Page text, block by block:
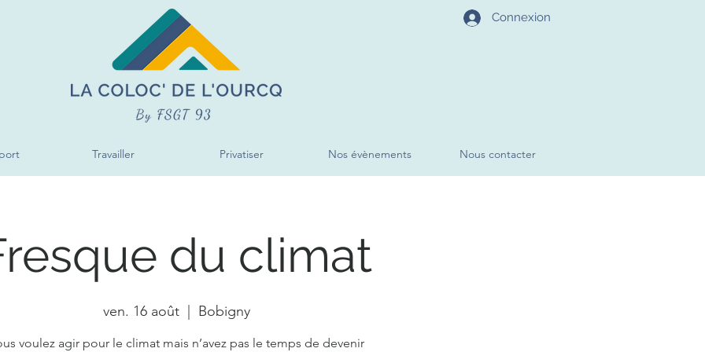
Connexion
Travailler Privatiser Nos évènements Nous contacter
du climat
ven. 16 août
  |
Bobigny
voulez agir pour le climat mais n’avez pas le temps de devenir